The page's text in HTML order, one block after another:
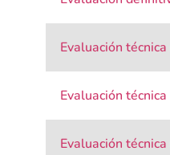
Evaluación
Evaluación
Evaluación